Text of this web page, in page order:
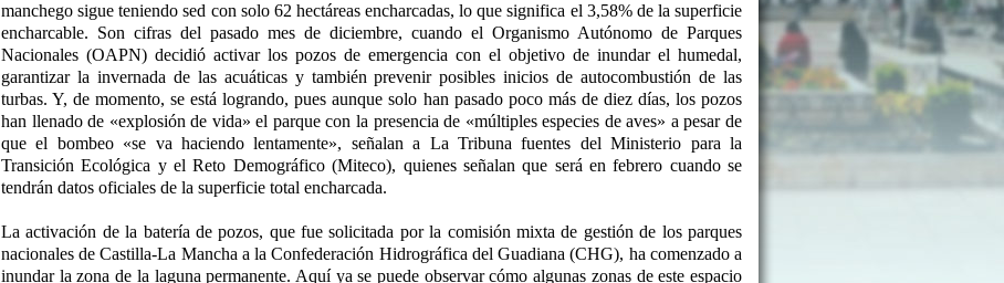
manchego sigue teniendo sed con solo 62 hectáreas encharcadas, lo que significa el 3,58% de la superficie
encharcable. Son cifras del pasado mes de diciembre, cuando el Organismo Autónomo de Parques
Nacionales (OAPN) decidió activar los pozos de emergencia con el objetivo de inundar el humedal,
garantizar la invernada de las acuáticas y también prevenir posibles inicios de autocombustión de las
turbas. Y, de momento, se está logrando, pues aunque solo han pasado poco más de diez días, los pozos
han llenado de «explosión de vida» el parque con la presencia de «múltiples especies de aves» a pesar de
que el bombeo «se va haciendo lentamente», señalan a La Tribuna fuentes del Ministerio para la
Transición Ecológica y el Reto Demográfico (Miteco), quienes señalan que será en febrero cuando se
tendrán datos oficiales de la superficie total encharcada.
La activación de la batería de pozos, que fue solicitada por la comisión mixta de gestión de los parques
nacionales de Castilla-La Mancha a la Confederación Hidrográfica del Guadiana (CHG), ha comenzado a
inundar la zona de la laguna permanente. Aquí ya se puede observar cómo algunas zonas de este espacio